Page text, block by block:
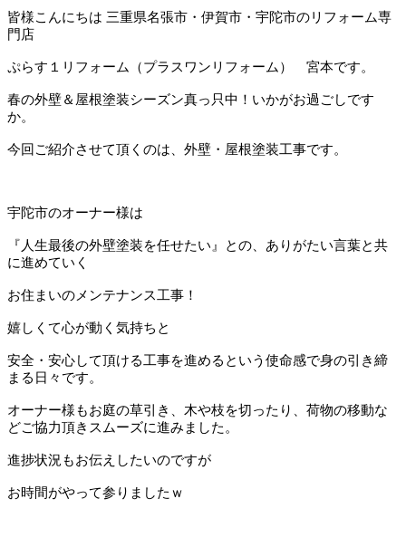
皆様こんにちは 三重県名張市・伊賀市・宇陀市のリフォーム専
門店
ぷらす１リフォーム（プラスワンリフォーム） 宮本です。
春の外壁＆屋根塗装シーズン真っ只中！いかがお過ごしです
か。
今回ご紹介させて頂くのは、外壁・屋根塗装工事です。
宇陀市のオーナー様は
『人生最後の外壁塗装を任せたい』との、ありがたい言葉と共
に進めていく
お住まいのメンテナンス工事！
嬉しくて心が動く気持ちと
安全・安心して頂ける工事を進めるという使命感で身の引き締
まる日々です。
オーナー様もお庭の草引き、木や枝を切ったり、荷物の移動な
どご協力頂きスムーズに進みました。
進捗状況もお伝えしたいのですが
お時間がやって参りましたｗ